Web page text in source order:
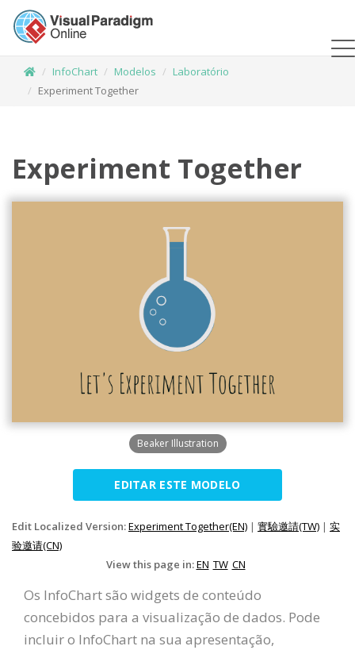
InfoChart Modelos
Laboratório
Experiment Together
Experiment Together
Beaker Illustration
EDITAR ESTE MODELO
Edit Localized Version:Experiment Together(EN) | 實驗邀請(TW) | 实
验邀请(CN)
View this page in:EN TW CN
Os InfoChart são widgets de conteúdo
concebidos para a visualização de dados. Pode
incluir o InfoChart na sua apresentação,